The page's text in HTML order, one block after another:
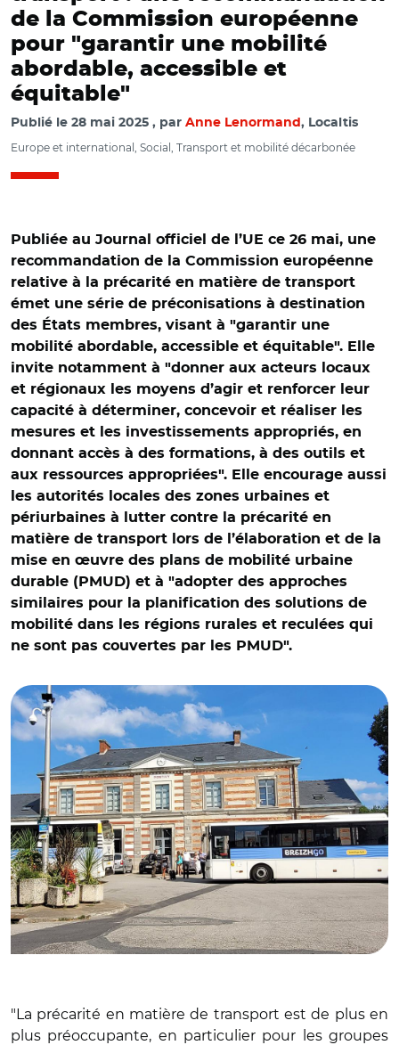
de la Commission européenne
pour "garantir une mobilité
abordable, accessible et
équitable"
Publié le 28 mai 2025 par Anne Lenormand , Localtis
Europe et international, Social, Transport et mobilité décarbonée
Publiée au Journal officiel de l’UE ce 26 mai, une
recommandation de la Commission européenne
relative à la précarité en matière de transport
émet une série de préconisations à destination
des États membres, visant à "garantir une
mobilité abordable, accessible et équitable". Elle
invite notamment à "donner aux acteurs locaux
et régionaux les moyens d’agir et renforcer leur
capacité à déterminer, concevoir et réaliser les
mesures et les investissements appropriés, en
donnant accès à des formations, à des outils et
aux ressources appropriées". Elle encourage aussi
les autorités locales des zones urbaines et
périurbaines à lutter contre la précarité en
matière de transport lors de l’élaboration et de la
mise en œuvre des plans de mobilité urbaine
durable (PMUD) et à "adopter des approches
similaires pour la planification des solutions de
mobilité dans les régions rurales et reculées qui
ne sont pas couvertes par les PMUD".
"La précarité en matière de transport est de plus en
plus préoccupante, en particulier pour les groupes